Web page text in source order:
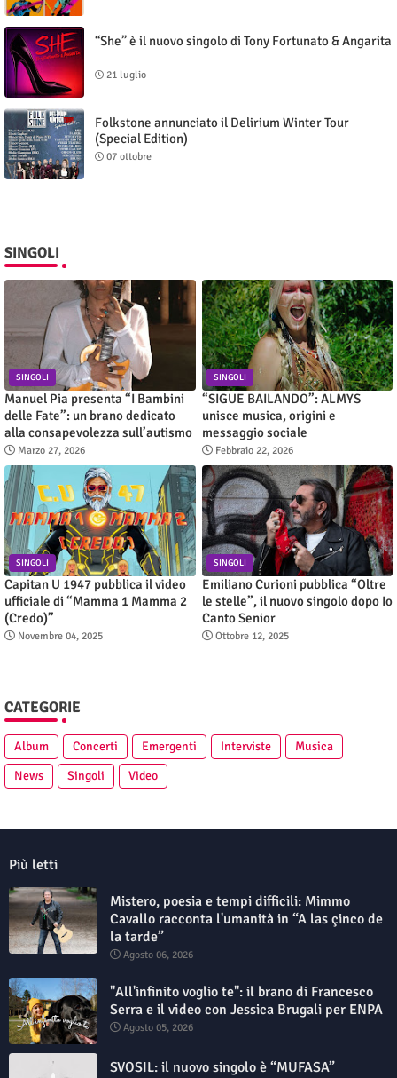
“She” è il nuovo singolo di Tony Fortunato & Angarita
21 luglio
Folkstone annunciato il Delirium Winter Tour
(Special Edition)
07 ottobre
SINGOLI
SINGOLI
Manuel Pia presenta “I Bambini
delle Fate”: un brano dedicato
alla consapevolezza sull’autismo
Marzo 27, 2026
SINGOLI
“SIGUE BAILANDO”: ALMYS
unisce musica, origini e
messaggio sociale
Febbraio 22, 2026
SINGOLI
Capitan U 1947 pubblica il video
ufficiale di “Mamma 1 Mamma 2
(Credo)”
Novembre 04, 2025
SINGOLI
Emiliano Curioni pubblica “Oltre
le stelle”, il nuovo singolo dopo Io
Canto Senior
Ottobre 12, 2025
CATEGORIE
Album Concerti Emergenti Interviste
Musica
News
Singoli Video
Più letti
Mistero, poesia e tempi difficili: Mimmo
Cavallo racconta l'umanità in “A las çinco de
la tarde”
Agosto 06, 2026
"All'infinito voglio te": il brano di Francesco
Serra e il video con Jessica Brugali per ENPA
Agosto 05, 2026
SVOSIL: il nuovo singolo è “MUFASA”